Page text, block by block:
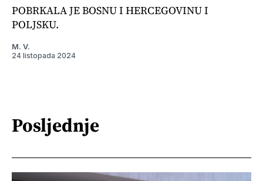
POBRKALA JE BOSNU I HERCEGOVINU I
POLJSKU.
M. V.
24 listopada 2024
Posljednje